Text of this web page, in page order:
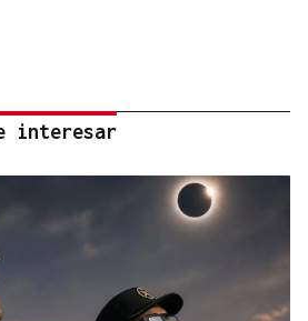
interesar